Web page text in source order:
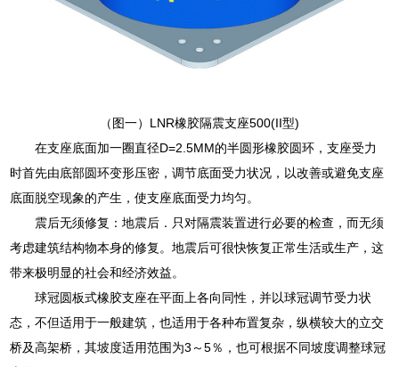
（图一）LNR橡胶隔震支座500(II型)
在支座底面加一圈直径D=2.5MM的半圆形橡胶圆环，支座受力
时首先由底部圆环变形压密，调节底面受力状况，以改善或避免支座
底面脱空现象的产生，使支座底面受力均匀。
震后无须修复：地震后．只对隔震装置进行必要的检查，而无须
考虑建筑结构物本身的修复。地震后可很快恢复正常生活或生产，这
带来极明显的社会和经济效益。
球冠圆板式橡胶支座在平面上各向同性，并以球冠调节受力状
态，不但适用于一般建筑，也适用于各种布置复杂，纵横较大的立交
桥及高架桥，其坡度适用范围为3～5％，也可根据不同坡度调整球冠